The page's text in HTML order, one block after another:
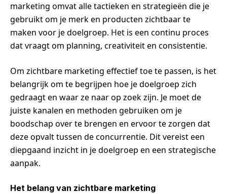
marketing omvat alle tactieken en strategieën die je
gebruikt om je merk en producten zichtbaar te
maken voor je doelgroep. Het is een continu proces
dat vraagt om planning, creativiteit en consistentie.
Om zichtbare marketing effectief toe te passen, is het
belangrijk om te begrijpen hoe je doelgroep zich
gedraagt en waar ze naar op zoek zijn. Je moet de
juiste kanalen en methoden gebruiken om je
boodschap over te brengen en ervoor te zorgen dat
deze opvalt tussen de concurrentie. Dit vereist een
diepgaand inzicht in je doelgroep en een strategische
aanpak.
Het belang van zichtbare marketing